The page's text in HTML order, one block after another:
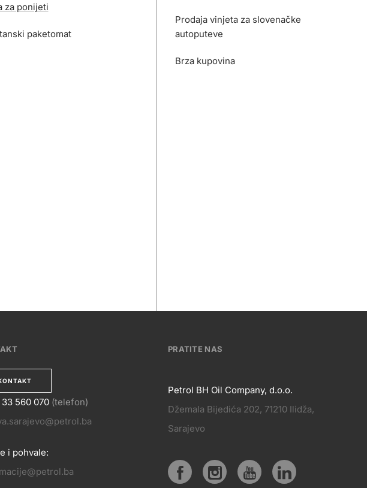
za ponijeti
paketomat
Prodaja vinjeta za slovenačke
autoputeve
Brza kupovina
560 070 (telefon)
i pohvale:
PRATITE NAS
PRATITE
NAS
Petrol BH Oil Company, d.o.o.
Džemala Bijedića 202, 71210 Ilidža,
Sarajevo